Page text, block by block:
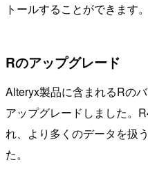
トールすることができます。
Rのアップグレード
Alteryx製品に含まれるRの
アップグレードしました。
れ、より多くのデータを扱
た。